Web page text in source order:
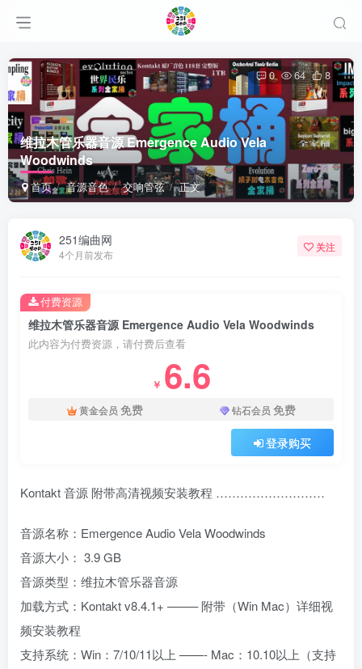
维拉木管乐器音源 Emergence Audio Vela
Woodwinds
首页 音源音色 交响管弦 正文
0 64 8
251编曲网
4个月前发布
关注
维拉木管乐器音源 Emergence Audio Vela Woodwinds
此内容为付费资源，请付费后查看
￥ 6.6
黄金会员 免费 钻石会员 免费
登录购买
付费资源
Kontakt 音源 附带高清视频安装教程 ………………………
音源名称：Emergence Audio Vela Woodwinds
音源大小： 3.9 GB
音源类型：维拉木管乐器音源
加载方式：Kontakt v8.4.1+ ——– 附带（Win Mac）详细视
频安装教程
支持系统：Win：7/10/11以上 ——- Mac：10.10以上（支持